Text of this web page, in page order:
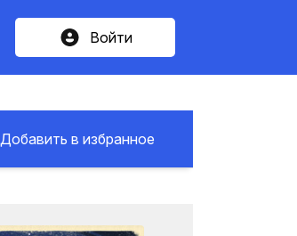
Войти
Добавить в избранное